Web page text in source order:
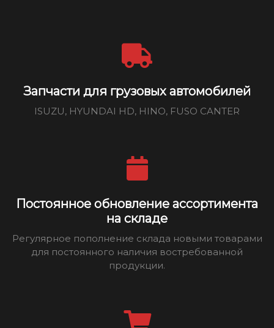
Запчасти для грузовых автомобилей
ISUZU, HYUNDAI HD, HINO, FUSO CANTER
Постоянное обновление ассортимента
на складе
Регулярное пополнение склада новыми товарами
для постоянного наличия востребованной
продукции.